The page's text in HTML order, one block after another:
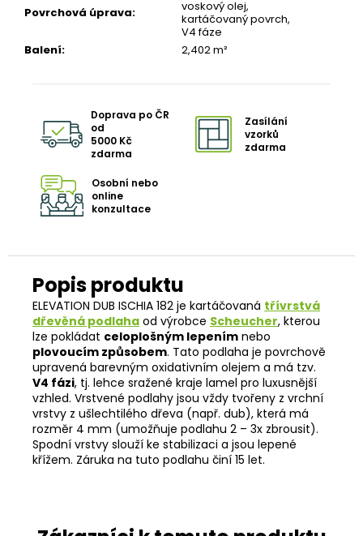
Povrchová úprava:
voskový olej,
kartáčovaný povrch,
V4 fáze
Balení: 2,402 m²
Doprava po ČR
od
5000 Kč
zdarma
Zasílání
vzorků
zdarma
Osobní nebo
online
konzultace
ELEVATION DUB ISCHIA 182 je kartáčovaná třívrstvá
dřevěná podlaha od výrobce Scheucher, kterou
lze pokládat celoplošným lepením nebo
plovoucím způsobem. Tato podlaha je povrchově
upravená barevným oxidativním olejem a má tzv.
V4 fázi, tj. lehce sražené kraje lamel pro luxusnější
vzhled. Vrstvené podlahy jsou vždy tvořeny z vrchní
vrstvy z ušlechtilého dřeva (např. dub), která má
rozměr 4 mm (umožňuje podlahu 2 – 3x zbrousit).
Spodní vrstvy slouží ke stabilizaci a jsou lepené
křížem. Záruka na tuto podlahu činí 15 let.